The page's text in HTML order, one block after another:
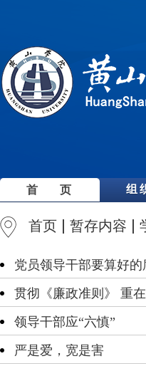
首 页 组
首页 暂存内容
党员领导干部要算好的
贯彻《廉政准则》 重
领导干部应“六慎”
严是爱，宽是害